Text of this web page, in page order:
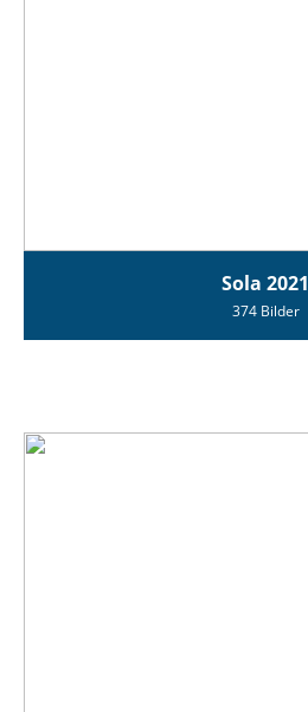
Sola 2021
374 Bilder